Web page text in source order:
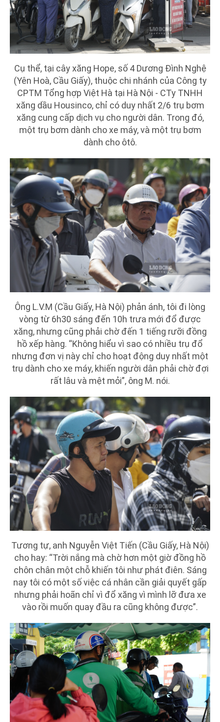
Cụ thể, tại cây xăng Hope, số 4 Dương Đình Nghệ
(Yên Hoà, Cầu Giấy), thuộc chi nhánh của Công ty
CPTM Tổng hợp Việt Hà tại Hà Nội - CTy TNHH
xăng dầu Housinco, chỉ có duy nhất 2/6 trụ bơm
xăng cung cấp dịch vụ cho người dân. Trong đó,
một trụ bơm dành cho xe máy, và một trụ bơm
dành cho ôtô.
Ông L.V.M (Cầu Giấy, Hà Nội) phản ánh, tôi đi lòng
vòng từ 6h30 sáng đến 10h trưa mới đổ được
xăng, nhưng cũng phải chờ đến 1 tiếng rưỡi đồng
hồ xếp hàng. “Không hiểu vì sao có nhiều trụ đổ
nhưng đơn vị này chỉ cho hoạt động duy nhất một
trụ dành cho xe máy, khiến người dân phải chờ đợi
rất lâu và mệt mỏi”, ông M. nói.
Tương tự, anh Nguyễn Việt Tiến (Cầu Giấy, Hà Nội)
cho hay: “Trời nắng mà chờ hơn một giờ đồng hồ
chôn chân một chỗ khiến tôi như phát điên. Sáng
nay tôi có một số việc cá nhân cần giải quyết gấp
nhưng phải hoãn chỉ vì đổ xăng vì mình lỡ đưa xe
vào rồi muốn quay đầu ra cũng không được”.